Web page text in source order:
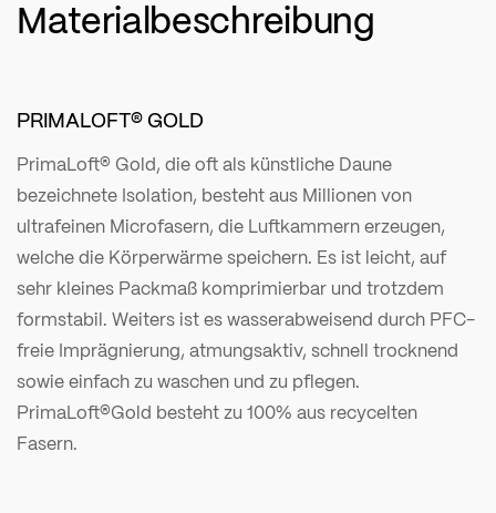
Materialbeschreibung
PRIMALOFT® GOLD
PrimaLoft® Gold, die oft als künstliche Daune
bezeichnete Isolation, besteht aus Millionen von
ultrafeinen Microfasern, die Luftkammern erzeugen,
welche die Körperwärme speichern. Es ist leicht, auf
sehr kleines Packmaß komprimierbar und trotzdem
formstabil. Weiters ist es wasserabweisend durch PFC-
freie Imprägnierung, atmungsaktiv, schnell trocknend
sowie einfach zu waschen und zu pflegen.
PrimaLoft®Gold besteht zu 100% aus recycelten
Fasern.